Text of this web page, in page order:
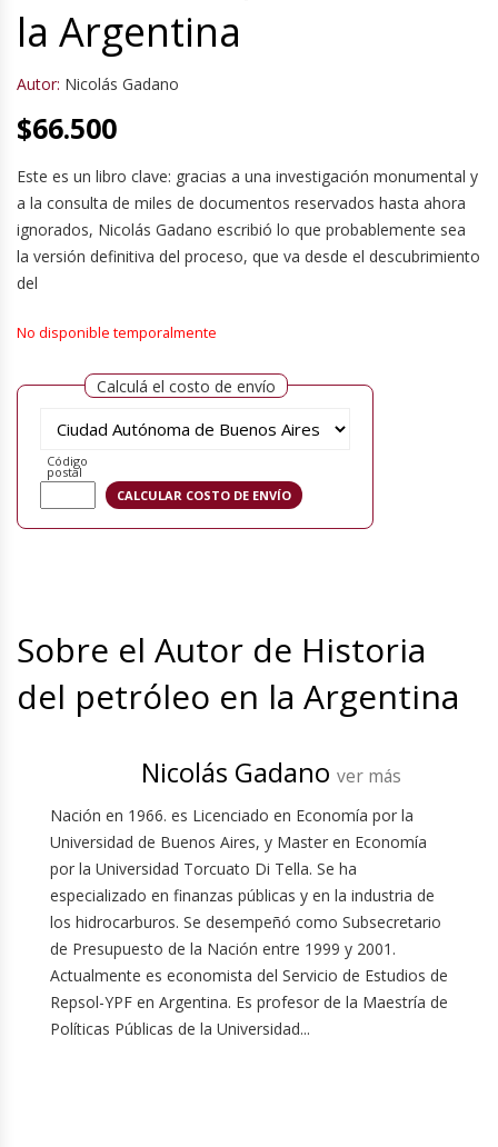
la Argentina
Autor: Nicolás Gadano
$66.500
Este es un libro clave: gracias a una investigación monumental y
a la consulta de miles de documentos reservados hasta ahora
ignorados, Nicolás Gadano escribió lo que probablemente sea
la versión definitiva del proceso, que va desde el descubrimiento
del
No disponible temporalmente
Calculá el costo de envío
Código
postal
Sobre el Autor de Historia
del petróleo en la Argentina
Nicolás Gadano ver más
Nación en 1966. es Licenciado en Economía por la
Universidad de Buenos Aires, y Master en Economía
por la Universidad Torcuato Di Tella. Se ha
especializado en finanzas públicas y en la industria de
los hidrocarburos. Se desempeñó como Subsecretario
de Presupuesto de la Nación entre 1999 y 2001.
Actualmente es economista del Servicio de Estudios de
Repsol-YPF en Argentina. Es profesor de la Maestría de
Políticas Públicas de la Universidad...